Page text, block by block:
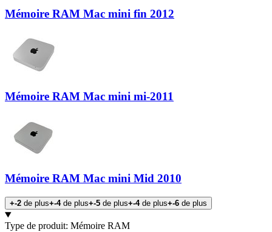
Mémoire RAM Mac mini fin 2012
Mémoire RAM Mac mini mi-2011
Mémoire RAM Mac mini Mid 2010
+-2 de plus+-4de plus+-5 de plus+-4de plus+-6 de plus
Products
Type de produit: Mémoire RAM